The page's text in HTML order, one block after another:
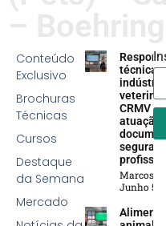
Conteúdo
Exclusivo
Brochuras
Técnicas
Cursos
Destaque
da Semana
Mercado
técnica
indústria
CRMV
atuação
segurança
Marcos
Junho 5,